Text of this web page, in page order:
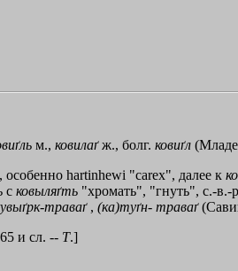
м., ковилаґж., болг. ковиґл
hartinhewi "саrех", далее к
с ковыляґть "хромать", "гнуть", с.-в.-
-траваґ, (ка)туґн- траваґ
и сл. -- Т.]